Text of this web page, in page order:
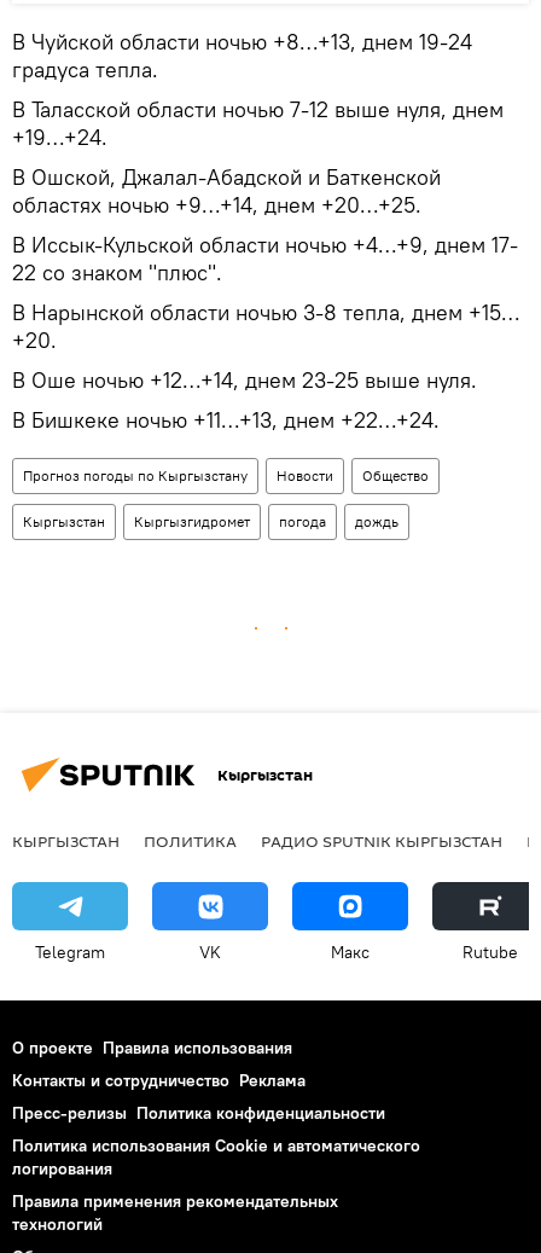
В Чуйской области ночью +8…+13, днем 19-24
градуса тепла.
В Таласской области ночью 7-12 выше нуля, днем
+19…+24.
В Ошской, Джалал-Абадской и Баткенской
областях ночью +9…+14, днем +20…+25.
В Иссык-Кульской области ночью +4…+9, днем 17-
22 со знаком "плюс".
В Нарынской области ночью 3-8 тепла, днем +15…
+20.
В Оше ночью +12…+14, днем 23-25 выше нуля.
В Бишкеке ночью +11…+13, днем +22…+24.
Прогноз погоды по Кыргызстану Новости Общество
Кыргызстан Кыргызгидромет погода дождь
Кыргызстан
КЫРГЫЗСТАН ПОЛИТИКА РАДИО SPUTNIK КЫРГЫЗСТАН
Telegram VK Макс Rutube
О проекте Правила использования
Контакты и сотрудничество Реклама
Пресс-релизы Политика конфиденциальности
Политика использования Cookie и автоматического
логирования
Правила применения рекомендательных
технологий